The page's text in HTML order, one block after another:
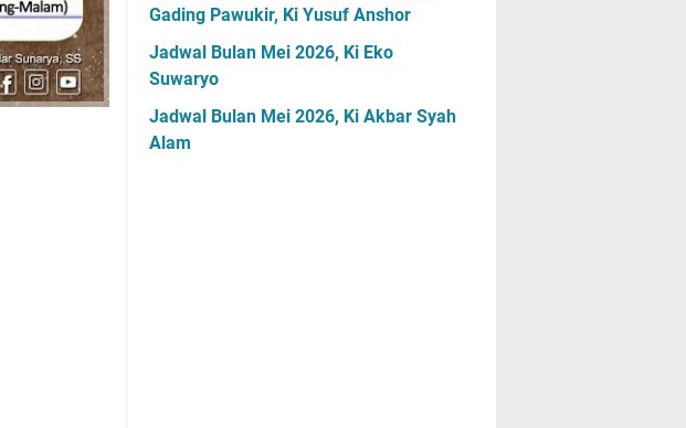
Gading Pawukir, Ki Yusuf Anshor
Jadwal Bulan Mei 2026, Ki Eko
Suwaryo
Jadwal Bulan Mei 2026, Ki Akbar Syah
Alam